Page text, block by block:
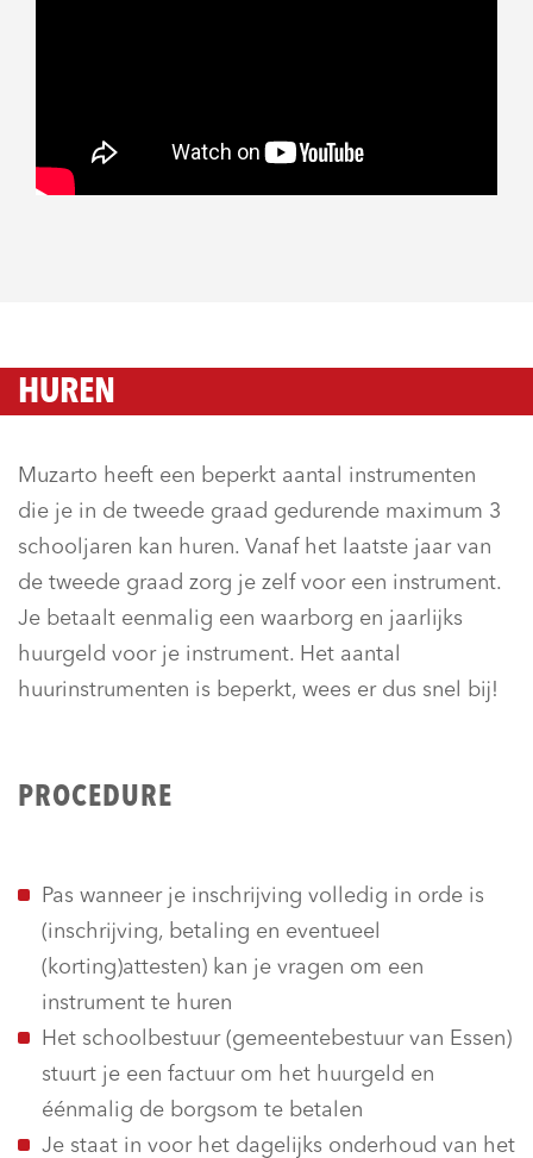
HUREN
Muzarto heeft een beperkt aantal instrumenten
die je in de tweede graad gedurende maximum 3
schooljaren kan huren. Vanaf het laatste jaar van
de tweede graad zorg je zelf voor een instrument.
Je betaalt eenmalig een waarborg en jaarlijks
huurgeld voor je instrument. Het aantal
huurinstrumenten is beperkt, wees er dus snel bij!
PROCEDURE
Pas wanneer je inschrijving volledig in orde is
(inschrijving, betaling en eventueel
(korting)attesten) kan je vragen om een
instrument te huren
Het schoolbestuur (gemeentebestuur van Essen)
stuurt je een factuur om het huurgeld en
éénmalig de borgsom te betalen
Je staat in voor het dagelijks onderhoud van het